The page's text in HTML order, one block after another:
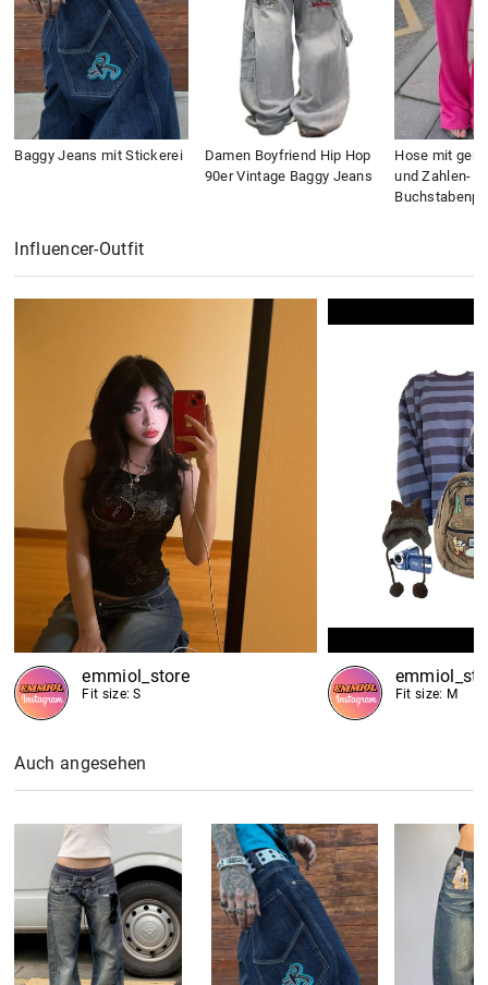
Baggy Jeans mit Stickerei
Damen Boyfriend Hip Hop
90er Vintage Baggy Jeans
Hose mit
und Zahlen-
Influencer-Outfit
emmiol_store
Fit size: S Fit size: M
Auch angesehen